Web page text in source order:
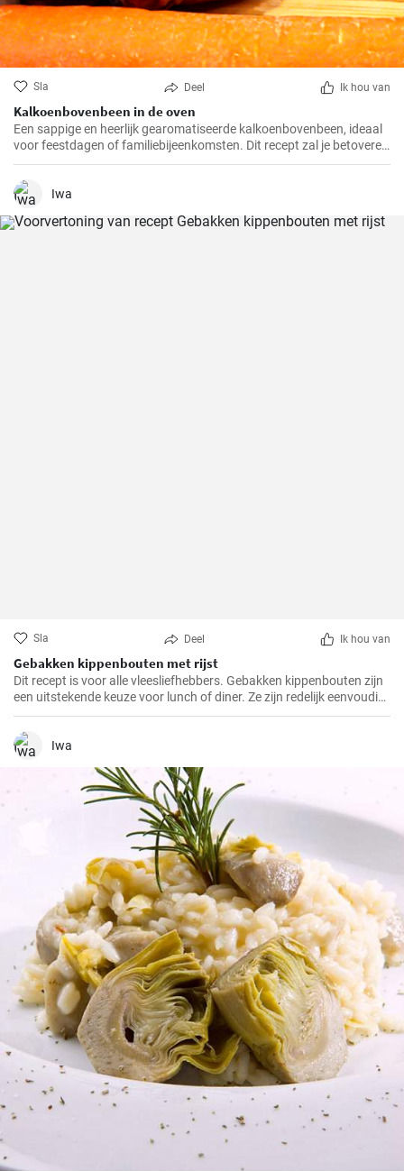
Sla Deel Ik hou van
Kalkoenbovenbeen in de oven
Een sappige en heerlijk gearomatiseerde kalkoenbovenbeen, ideaal
voor feestdagen of familiebijeenkomsten. Dit recept zal je betoveren
met zijn unieke smaak en eenvoudige bereiding.
Iwa
Sla Deel Ik hou van
Gebakken kippenbouten met rijst
Dit recept is voor alle vleesliefhebbers. Gebakken kippenbouten zijn
een uitstekende keuze voor lunch of diner. Ze zijn redelijk eenvoudig
te bereiden en het resultaat is altijd heerlijk.
Iwa